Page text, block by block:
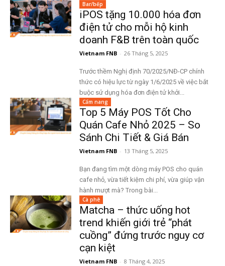
Bar/bếp
iPOS tặng 10.000 hóa đơn
điện tử cho mỗi hộ kinh
doanh F&B trên toàn quốc
Vietnam FNB - 26 Tháng 5, 2025
Trước thềm Nghị định 70/2025/NĐ-CP chính
thức có hiệu lực từ ngày 1/6/2025 về việc bắt
buộc sử dụng hóa đơn điện tử khởi...
Cẩm nang
Top 5 Máy POS Tốt Cho
Quán Cafe Nhỏ 2025 – So
Sánh Chi Tiết & Giá Bán
Vietnam FNB - 13 Tháng 5, 2025
Bạn đang tìm một dòng máy POS cho quán
cafe nhỏ, vừa tiết kiệm chi phí, vừa giúp vận
hành mượt mà? Trong bài...
Cà phê
Matcha – thức uống hot
trend khiến giới trẻ “phát
cuồng” đứng trước nguy cơ
cạn kiệt
Vietnam FNB - 8 Tháng 4, 2025